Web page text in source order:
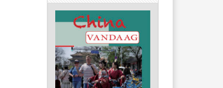
spectaculaire
rekensom vooral
de industriële
achterstand die
… >> lees meer